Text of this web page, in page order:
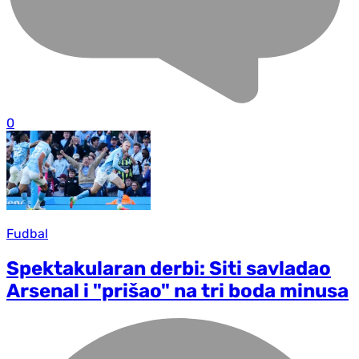
0
Fudbal
Spektakularan derbi: Siti savladao
Arsenal i "prišao" na tri boda minusa